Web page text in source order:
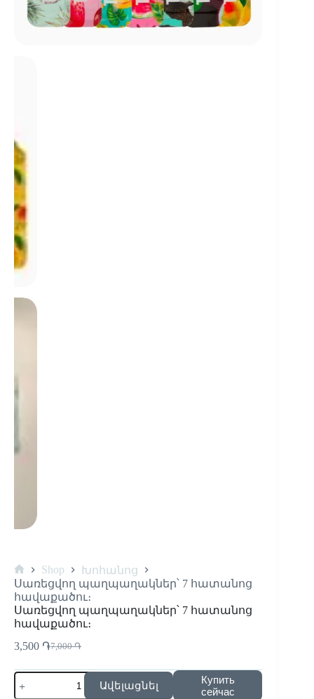
Shop
Խոհանոց
Սառեցվող պաղպաղակներ՝ 7 հատանոց
հավաքածու։
Սառեցվող պաղպաղակներ՝ 7 հատանոց
հավաքածու։
7,000֏
3,500 ֏
Ավելացնել
Купить
сейчас